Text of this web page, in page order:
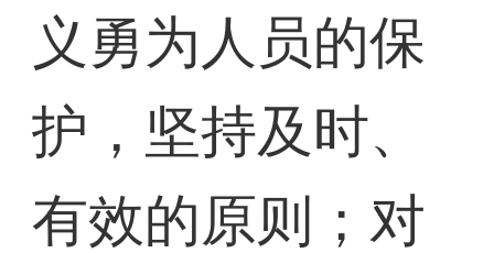
义勇为人员的保
护，坚持及时、
有效的原则；对